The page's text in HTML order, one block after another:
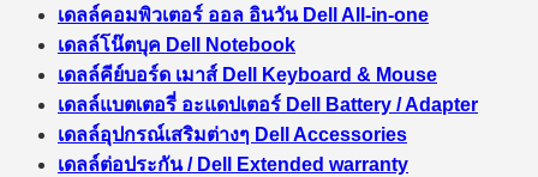
เดลล์คอมพิวเตอร์ ออล อินวัน Dell All-in-one
เดลล์โน๊ตบุค Dell Notebook
เดลล์คีย์บอร์ด เมาส์ Dell Keyboard & Mouse
เดลล์แบตเตอรี่ อะแดปเตอร์ Dell Battery / Adapter
เดลล์อุปกรณ์เสริมต่างๆ Dell Accessories
เดลล์ต่อประกัน / Dell Extended warranty